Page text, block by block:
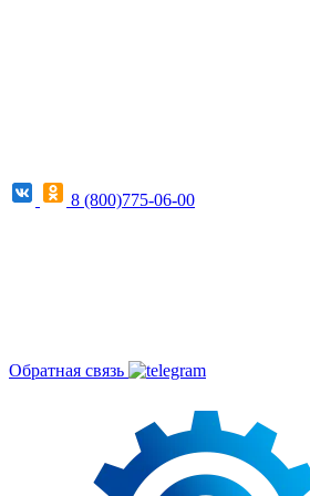
8 (800)775-06-00
Обратная связь